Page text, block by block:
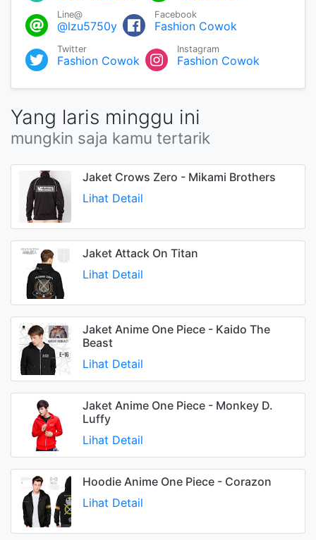
Line@
@lzu5750y
Facebook
Fashion Cowok
Twitter
Fashion Cowok
Instagram
Fashion Cowok
Yang laris minggu ini
mungkin saja kamu tertarik
Jaket Crows Zero - Mikami Brothers
Lihat Detail
Jaket Attack On Titan
Lihat Detail
Jaket Anime One Piece - Kaido The
Beast
Lihat Detail
Jaket Anime One Piece - Monkey D.
Luffy
Lihat Detail
Hoodie Anime One Piece - Corazon
Lihat Detail